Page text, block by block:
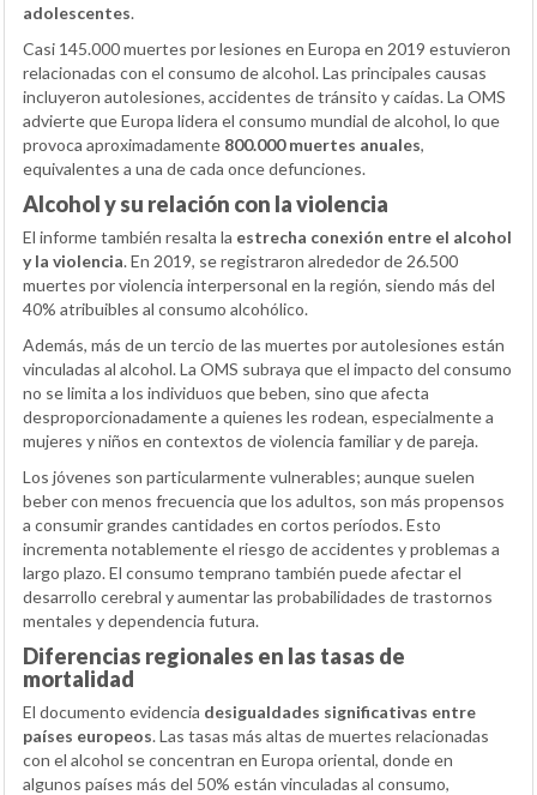
adolescentes.
Casi 145.000 muertes por lesiones en Europa en 2019 estuvieron
relacionadas con el consumo de alcohol. Las principales causas
incluyeron autolesiones, accidentes de tránsito y caídas. La OMS
advierte que Europa lidera el consumo mundial de alcohol, lo que
provoca aproximadamente 800.000 muertes anuales,
equivalentes a una de cada once defunciones.
Alcohol y su relación con la violencia
El informe también resalta la estrecha conexión entre el alcohol
y la violencia. En 2019, se registraron alrededor de 26.500
muertes por violencia interpersonal en la región, siendo más del
40% atribuibles al consumo alcohólico.
Además, más de un tercio de las muertes por autolesiones están
vinculadas al alcohol. La OMS subraya que el impacto del consumo
no se limita a los individuos que beben, sino que afecta
desproporcionadamente a quienes les rodean, especialmente a
mujeres y niños en contextos de violencia familiar y de pareja.
Los jóvenes son particularmente vulnerables; aunque suelen
beber con menos frecuencia que los adultos, son más propensos
a consumir grandes cantidades en cortos períodos. Esto
incrementa notablemente el riesgo de accidentes y problemas a
largo plazo. El consumo temprano también puede afectar el
desarrollo cerebral y aumentar las probabilidades de trastornos
mentales y dependencia futura.
Diferencias regionales en las tasas de
mortalidad
El documento evidencia desigualdades significativas entre
países europeos. Las tasas más altas de muertes relacionadas
con el alcohol se concentran en Europa oriental, donde en
algunos países más del 50% están vinculadas al consumo,